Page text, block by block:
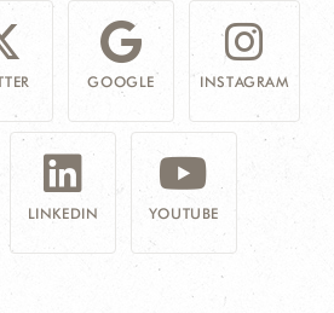
GOOGLE INSTAGRAM
LINKEDIN YOUTUBE